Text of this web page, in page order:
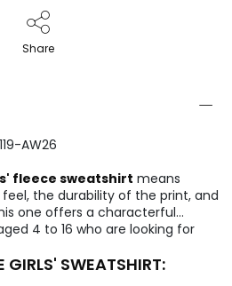
Share
AW26
fleece sweatshirt means
feel, the durability of the print, and
one offers a characterful
4 to 16 who are looking for
GIRLS' SWEATSHIRT: